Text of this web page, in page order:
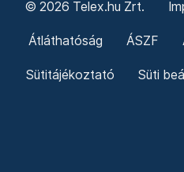
© 2026 Telex.hu Zrt.
Átláthatóság ÁSZF
Sütitájékoztató Süti